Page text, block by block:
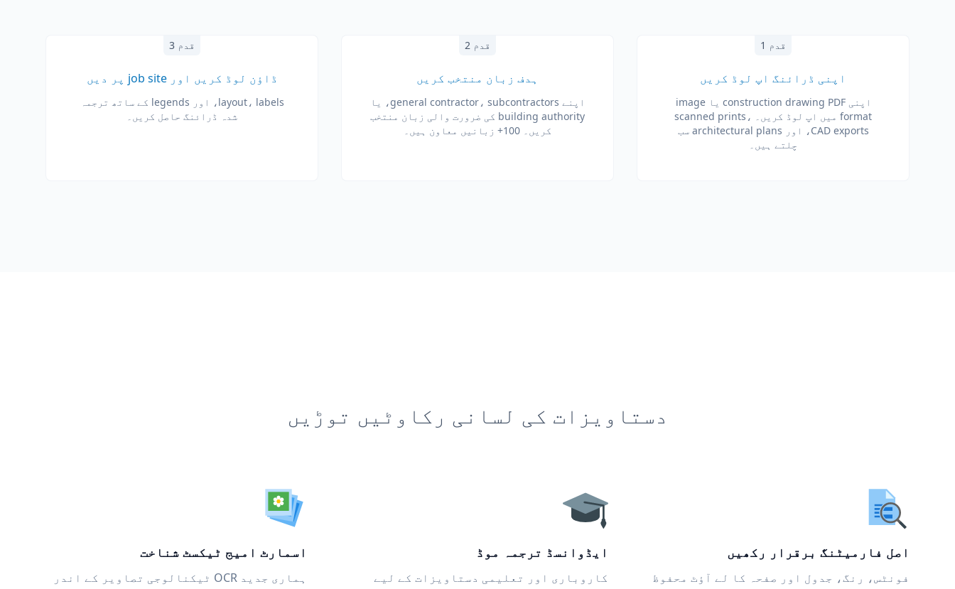
قدم 1
اپنی ڈرائنگ اپ لوڈ کریں
اپنی construction drawing PDF یا image
format میں اپ لوڈ کریں۔ scanned prints،
CAD exports، اور architectural plans سب
چلتے ہیں۔
قدم 2
ہدف زبان منتخب کریں
اپنے general contractor، subcontractors، یا
building authority کی ضرورت والی زبان منتخب
کریں۔ 100+ زبانیں معاون ہیں۔
قدم 3
ڈاؤن لوڈ کریں اور job site پر دیں
layout، labels، اور legends کے ساتھ ترجمہ
شدہ ڈرائنگ حاصل کریں۔
دستاویزات کی لسانی رکاوٹیں توڑیں
اصل فارمیٹنگ برقرار رکھیں
فونٹس، رنگ، جدول اور صفحہ کا لے آؤٹ محفوظ
ایڈوانسڈ ترجمہ موڈ
کاروباری اور تعلیمی دستاویزات کے لیے
اسمارٹ امیج ٹیکسٹ شناخت
ہماری جدید OCR ٹیکنالوجی تصاویر کے اندر